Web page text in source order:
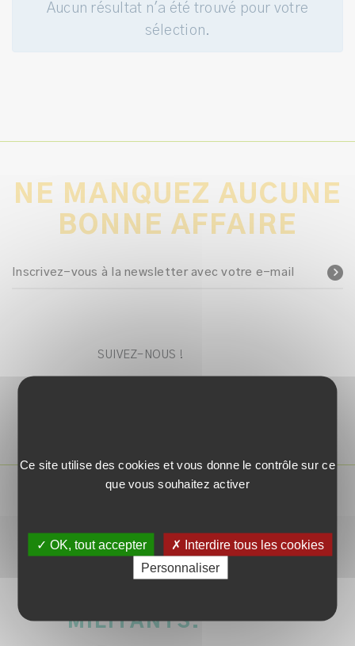
Aucun résultat n'a été trouvé pour votre
sélection.
NE MANQUEZ AUCUNE
BONNE AFFAIRE
Inscrivez-vous à la newsletter avec votre e-mail
SUIVEZ-NOUS !
MILITANTS.
Ce site utilise des cookies et vous donne le contrôle sur ce
que vous souhaitez activer
✓ OK, tout accepter
✗ Interdire tous les cookies
Personnaliser